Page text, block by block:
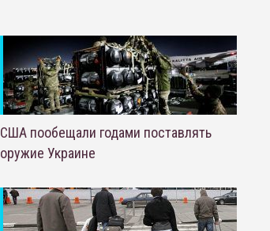
США пообещали годами поставлять
оружие Украине